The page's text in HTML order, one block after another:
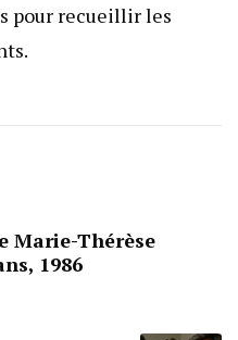
pour recueillir les
Marie-Thérèse
1986